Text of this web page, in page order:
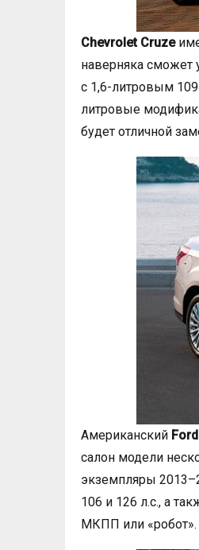
Chevrolet Cruze
наверняка сможет
с 1,6-литровым
литровые
будет отличной
Американский
салон модели
экземпляры
106 и 126 л.с., а
МКПП или «робот».